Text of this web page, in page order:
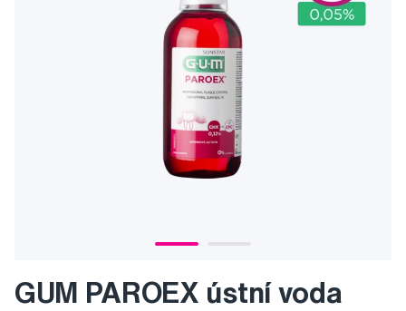
GUM PAROEX ústní voda